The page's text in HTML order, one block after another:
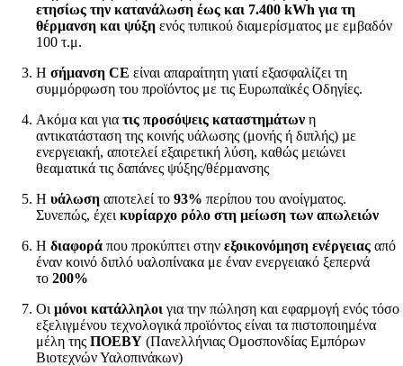
ετησίως την κατανάλωση έως και 7.400 kWh για τη
θέρμανση και ψύξη ενός τυπικού διαμερίσματος με εμβαδόν
100 τ.μ.
Η σήμανση CE είναι απαραίτητη γιατί εξασφαλίζει τη
συμμόρφωση του προϊόντος με τις Ευρωπαϊκές Οδηγίες.
Ακόμα και για τις προσόψεις καταστηµάτων η
αντικατάσταση της κοινής υάλωσης (μονής ή διπλής) µε
ενεργειακή, αποτελεί εξαιρετική λύση, καθώς μειώνει
θεαματικά τις δαπάνες ψύξης/θέρμανσης
Η υάλωση αποτελεί το 93% περίπου του ανοίγµατος.
Συνεπώς, έχει κυρίαρχο ρόλο στη μείωση των απωλειών
Η διαφορά που προκύπτει στην εξοικονόµηση ενέργειας από
έναν κοινό διπλό υαλοπίνακα με έναν ενεργειακό ξεπερνά
το 200%
Οι μόνοι κατάλληλοι για την πώληση και εφαρμογή ενός τόσο
εξελιγμένου τεχνολογικά προϊόντος είναι τα πιστοποιημένα
μέλη της ΠΟΕΒΥ (Πανελλήνιας Ομοσπονδίας Εμπόρων
Βιοτεχνών Υαλοπινάκων)